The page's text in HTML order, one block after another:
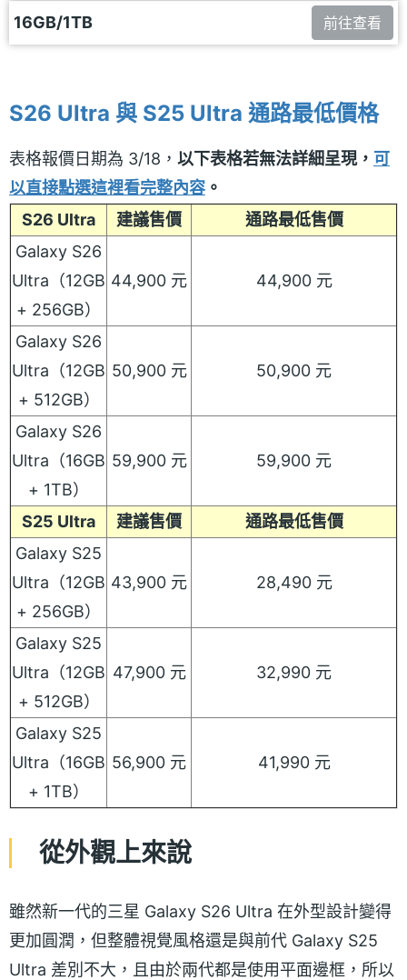
16GB/1TB 前往查看
S26 Ultra 與 S25 Ultra 通路最低價格
表格報價日期為 3/18， 以下表格若無法詳細呈現， 可
以直接點選這裡看完整內容 。
S26 Ultra
建議售價
通路最低售價
Galaxy S26
Ultra（12GB
+ 256GB）
44,900 元 44,900 元
Galaxy S26
Ultra（12GB
+ 512GB）
50,900 元 50,900 元
Galaxy S26
Ultra（16GB
+ 1TB）
59,900 元 59,900 元
S25 Ultra 建議售價
通路最低售價
Galaxy S25
Ultra（12GB
+ 256GB）
43,900 元 28,490 元
Galaxy S25
Ultra（12GB
+ 512GB）
47,900 元 32,990 元
Galaxy S25
Ultra（16GB
+ 1TB）
56,900 元 41,990 元
從外觀上來說
雖然新一代的三星 Galaxy S26 Ultra 在外型設計變得
更加圓潤，但整體視覺風格還是與前代 Galaxy S25
Ultra 差別不大，且由於兩代都是使用平面邊框，所以